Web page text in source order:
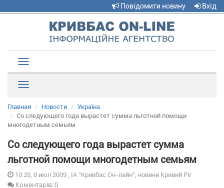
Повідомити новину Вхід
navigation
Главная Новости
Україна
Со следующего года вырастет сумма льготной помощи
многодетным семьям
Со следующего года вырастет сумма
льготной помощи многодетным семьям
10:28, 8 июл 2009 , ІА "Кривбас Он-лайн", новини Кривий Ріг
Коментарів: 0